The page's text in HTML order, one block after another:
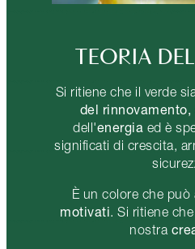
TEORIA
Si ritiene che il verde
del rinnovamento,
dell'energia ed è
significati di crescita,
È un colore che può
motivati. Si ritiene
nostra